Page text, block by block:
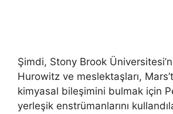
Şimdi, Stony Brook
Hurowitz ve meslektaşları,
kimyasal bileşimini bulmak için
yerleşik enstrümanlarını